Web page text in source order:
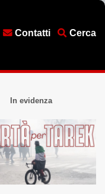
Contatti Cerca
In evidenza